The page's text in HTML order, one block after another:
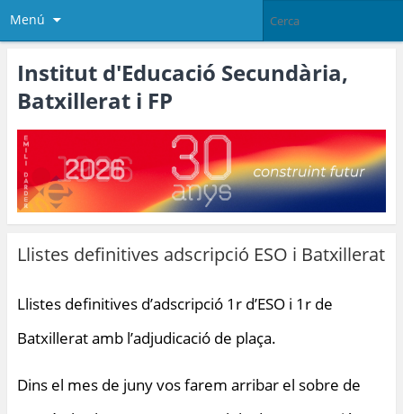
Menú
Institut d'Educació Secundària,
Batxillerat i FP
Llistes definitives adscripció ESO i Batxillerat
Llistes definitives d’adscripció 1r d’ESO i 1r de
Batxillerat amb l’adjudicació de plaça.
Dins el mes de juny vos farem arribar el sobre de